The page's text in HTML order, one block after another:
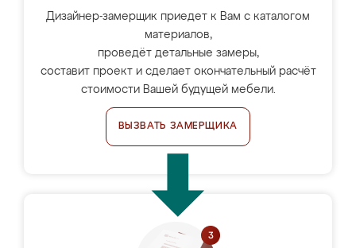
Дизайнер-замерщик приедет к Вам с каталогом
материалов,
проведёт детальные замеры,
составит проект и сделает окончательный расчёт
стоимости Вашей будущей мебели.
ВЫЗВАТЬ ЗАМЕРЩИКА